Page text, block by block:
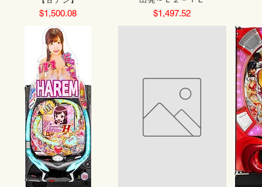
Price
$1,500.08 Price
$1,497.52